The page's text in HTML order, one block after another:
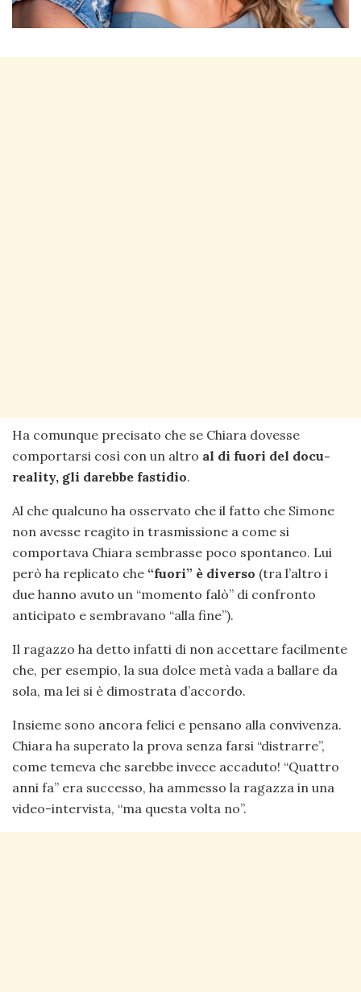
Ha comunque precisato che se Chiara dovesse
comportarsi così con un altro al di fuori del docu-
reality, gli darebbe fastidio.
Al che qualcuno ha osservato che il fatto che Simone
non avesse reagito in trasmissione a come si
comportava Chiara sembrasse poco spontaneo. Lui
però ha replicato che “fuori” è diverso (tra l’altro i
due hanno avuto un “momento falò” di confronto
anticipato e sembravano “alla fine”).
Il ragazzo ha detto infatti di non accettare facilmente
che, per esempio, la sua dolce metà vada a ballare da
sola, ma lei si è dimostrata d’accordo.
Insieme sono ancora felici e pensano alla convivenza.
Chiara ha superato la prova senza farsi “distrarre”,
come temeva che sarebbe invece accaduto! “Quattro
anni fa” era successo, ha ammesso la ragazza in una
video-intervista, “ma questa volta no”.